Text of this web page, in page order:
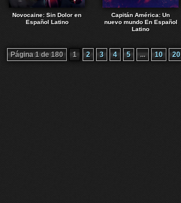
Novocaine: Sin Dolor en
Español Latino
Capitán América: Un
nuevo mundo En Español
Latino
Página 1 de 180 1 2 3 4 5 ... 10 20